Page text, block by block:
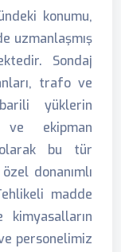
konumu,
uzmanlaşmış
Sondaj
trafo ve
yüklerin
ve ekipman
olarak bu tür
donanımlı
madde
personelimiz